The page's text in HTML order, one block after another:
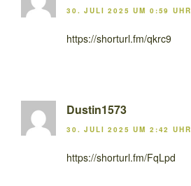
30. JULI 2025 UM 0:59 UHR
https://shorturl.fm/qkrc9
Dustin1573
30. JULI 2025 UM 2:42 UHR
https://shorturl.fm/FqLpd